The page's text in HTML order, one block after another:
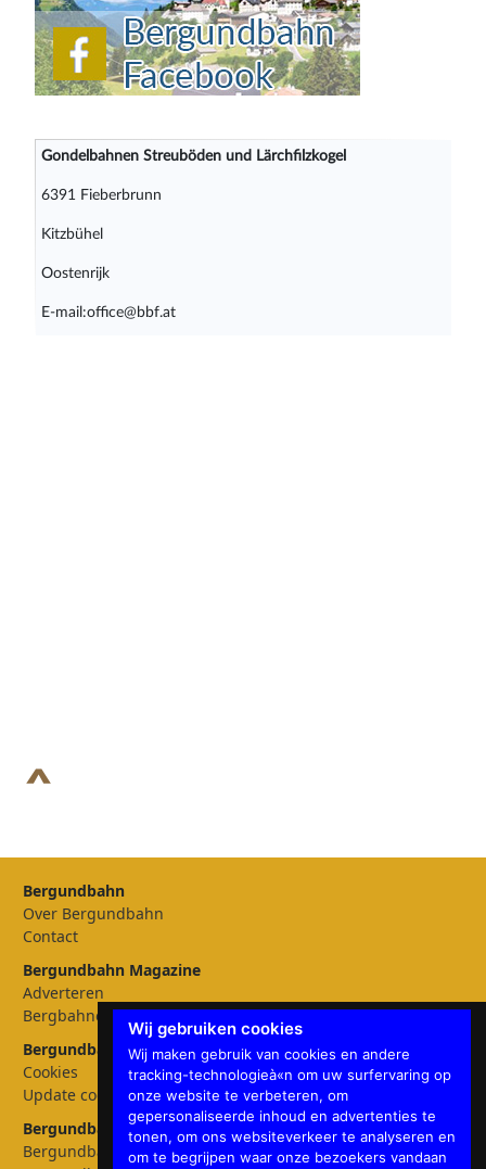
Wij gebruiken cookies
Wij maken gebruik van cookies en andere
tracking-technologieà«n om uw surfervaring op
onze website te verbeteren, om
gepersonaliseerde inhoud en advertenties te
tonen, om ons websiteverkeer te analyseren en
om te begrijpen waar onze bezoekers vandaan
Gondelbahnen Streuböden und Lärchfilzkogel
6391 Fieberbrunn
Kitzbühel
Oostenrijk
E-mail:office@bbf.at
Bergundbahn
Over Bergundbahn
Contact
Bergundbahn Magazine
Adverteren
Bergbahnen
Bergundbahn Instellingen
Cookies
Update cookies preferences
Bergundbahn talen
Bergundbahn Deutschland